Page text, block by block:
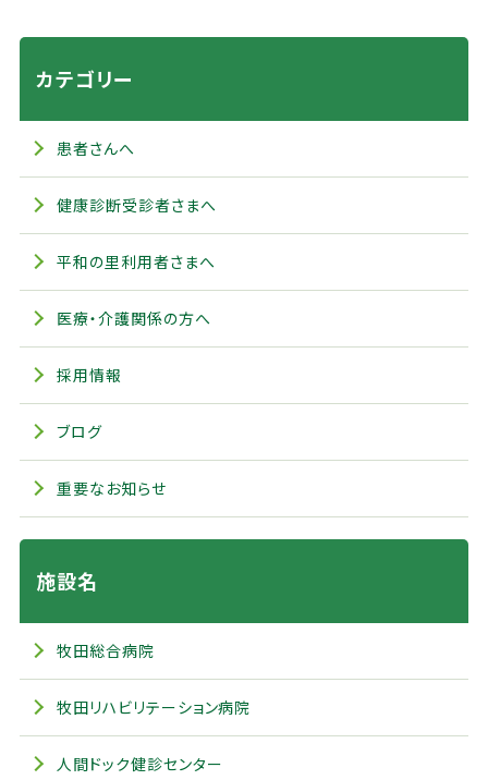
カテゴリー
患者さんへ
健康診断受診者さまへ
平和の里利用者さまへ
医療・介護関係の方へ
採用情報
ブログ
重要なお知らせ
施設名
牧田総合病院
牧田リハビリテーション病院
人間ドック健診センター